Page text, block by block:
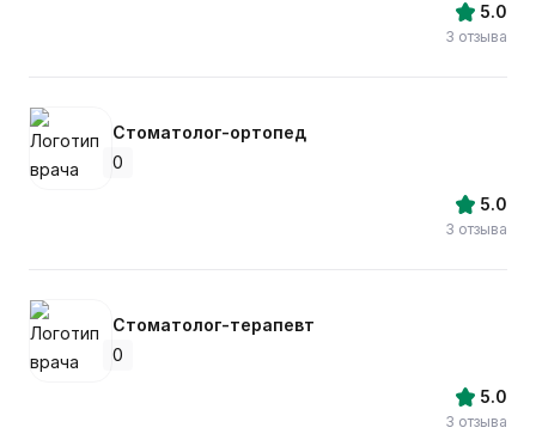
5.0
3 отзыва
Стоматолог-ортопед
0
5.0
3 отзыва
Стоматолог-терапевт
0
5.0
3 отзыва